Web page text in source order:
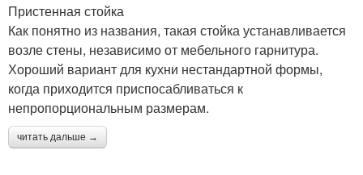
Пристенная стойка
Как понятно из названия, такая стойка устанавливается
возле стены, независимо от мебельного гарнитура.
Хороший вариант для кухни нестандартной формы,
когда приходится приспосабливаться к
непропорциональным размерам.
читать дальше →